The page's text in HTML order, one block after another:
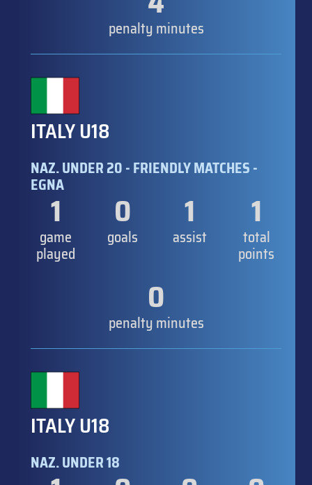
penalty minutes
ITALY U18
NAZ. UNDER 20 - FRIENDLY MATCHES -
EGNA
1
game
played
0
goals
1
assist
1
total
points
0
penalty minutes
ITALY U18
NAZ. UNDER 18